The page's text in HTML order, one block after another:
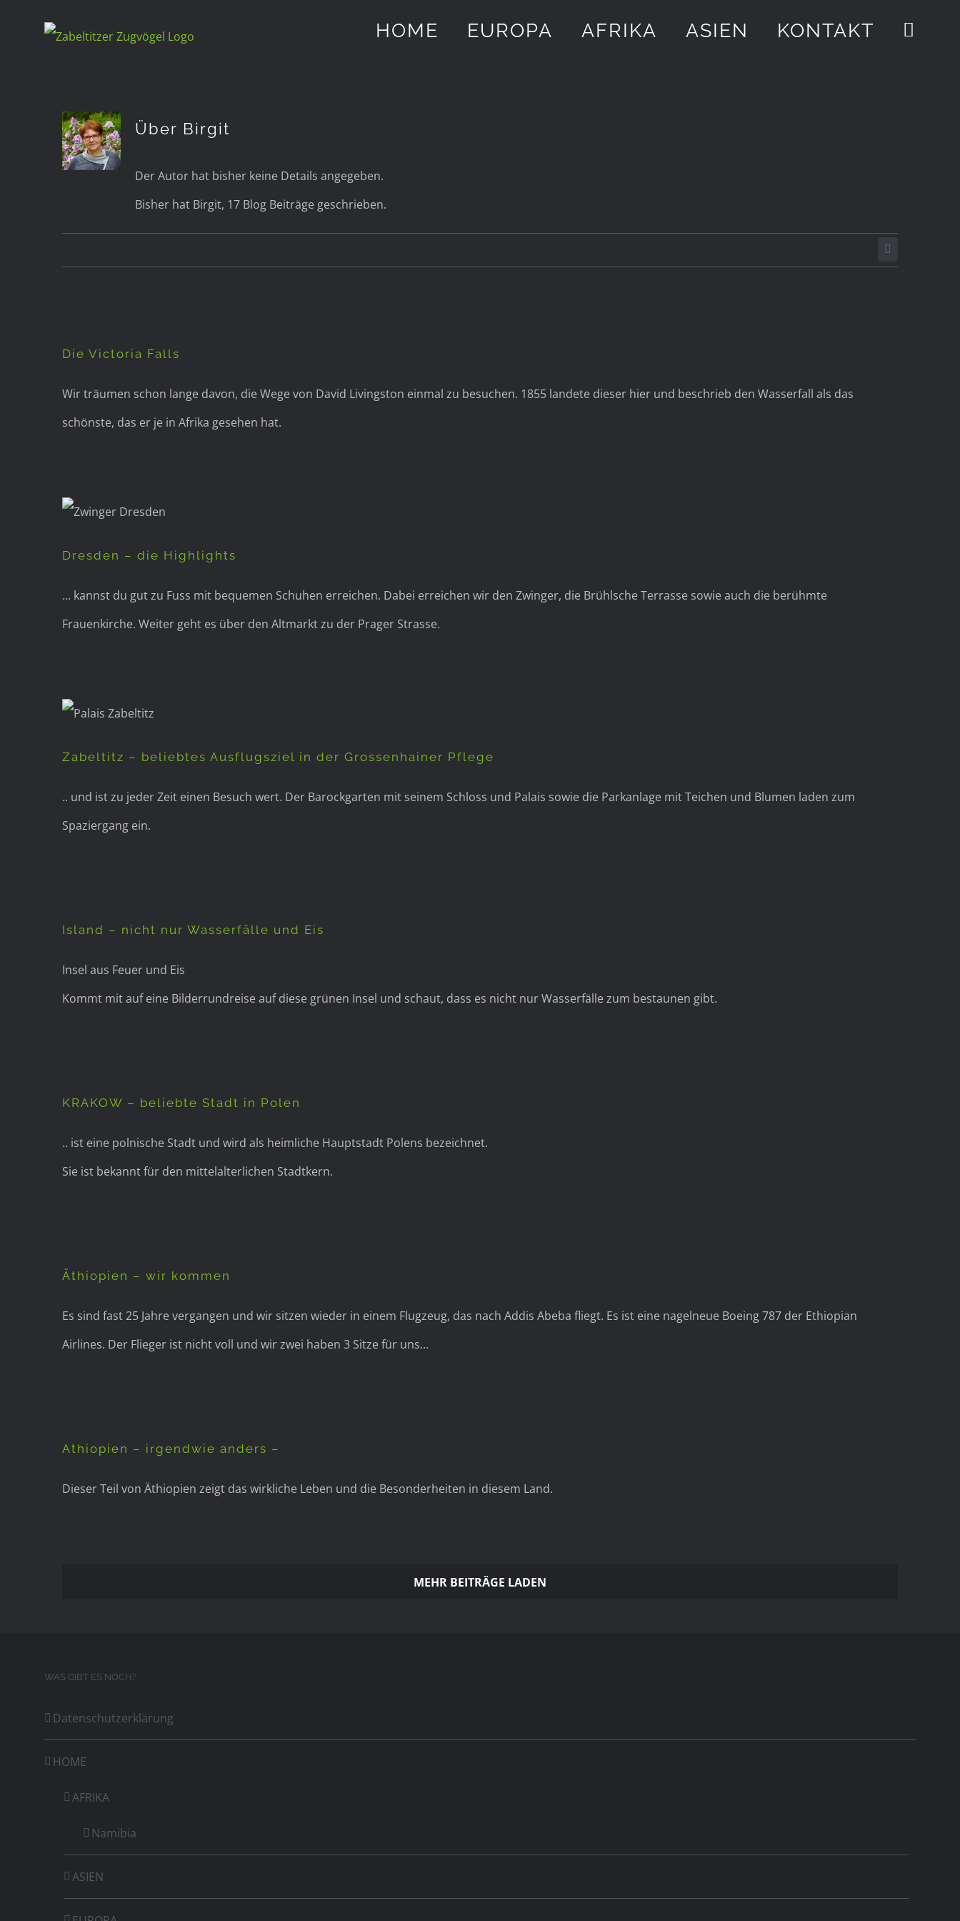
HOME EUROPA AFRIKA ASIEN KONTAKT
Über Birgit
Der Autor hat bisher keine Details angegeben.
Bisher hat Birgit, 17 Blog Beiträge geschrieben.
Die Victoria Falls
Wir träumen schon lange davon, die Wege von David Livingston einmal zu besuchen. 1855 landete dieser hier und beschrieb den Wasserfall als das
schönste, das er je in Afrika gesehen hat.
Dresden – die Highlights
... kannst du gut zu Fuss mit bequemen Schuhen erreichen. Dabei erreichen wir den Zwinger, die Brühlsche Terrasse sowie auch die berühmte
Frauenkirche. Weiter geht es über den Altmarkt zu der Prager Strasse.
Zabeltitz – beliebtes Ausflugsziel in der Grossenhainer Pflege
.. und ist zu jeder Zeit einen Besuch wert. Der Barockgarten mit seinem Schloss und Palais sowie die Parkanlage mit Teichen und Blumen laden zum
Spaziergang ein.
Island – nicht nur Wasserfälle und Eis
Insel aus Feuer und Eis
Kommt mit auf eine Bilderrundreise auf diese grünen Insel und schaut, dass es nicht nur Wasserfälle zum bestaunen gibt.
KRAKOW – beliebte Stadt in Polen
.. ist eine polnische Stadt und wird als heimliche Hauptstadt Polens bezeichnet.
Sie ist bekannt für den mittelalterlichen Stadtkern.
Äthiopien – wir kommen
Es sind fast 25 Jahre vergangen und wir sitzen wieder in einem Flugzeug, das nach Addis Abeba fliegt. Es ist eine nagelneue Boeing 787 der Ethiopian
Airlines. Der Flieger ist nicht voll und wir zwei haben 3 Sitze für uns...
Athiopien – irgendwie anders –
Dieser Teil von Äthiopien zeigt das wirkliche Leben und die Besonderheiten in diesem Land.
MEHR BEITRÄGE LADEN
WAS GIBT ES NOCH?
Datenschutzerklärung
HOME
AFRIKA
Namibia
ASIEN